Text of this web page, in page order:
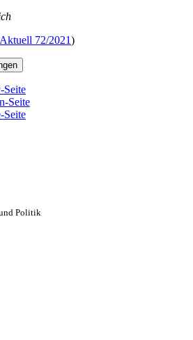
72/2021)
Seite
Seite
Seite
Politik